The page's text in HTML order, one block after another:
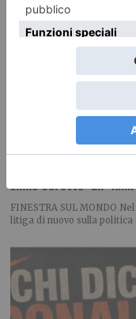
Ennio Caretto: Gli
FINESTRA SUL MONDO
litiga di nuovo sulla politica